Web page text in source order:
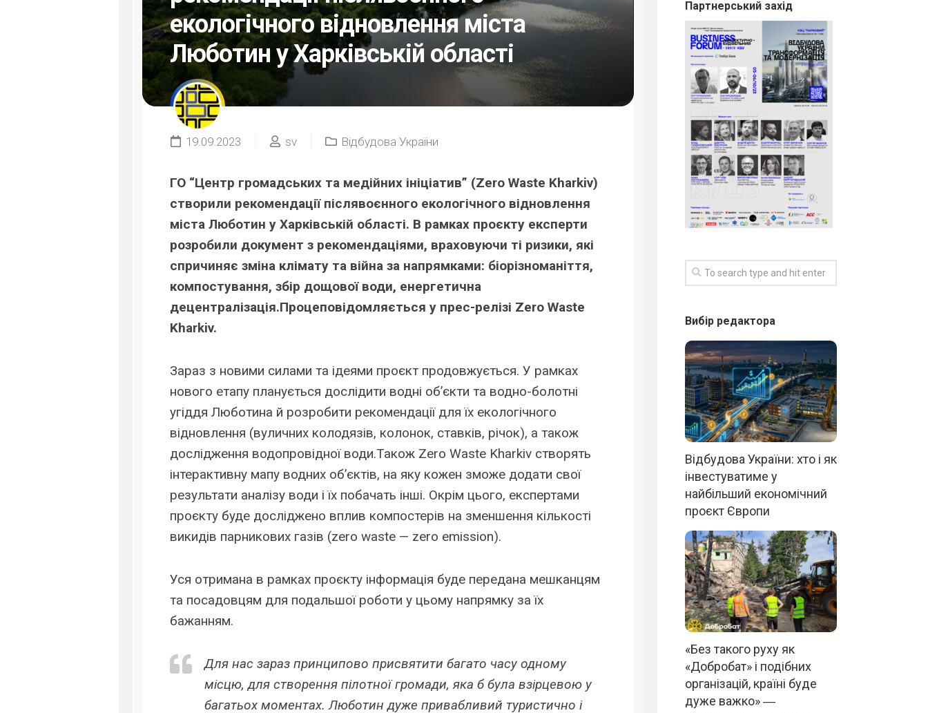
екологічного відновлення міста
Люботин у Харківській області
19.09.2023 sv Відбудова України
ГО “Центр громадських та медійних ініціатив” (Zero Waste Kharkiv)
створили рекомендації післявоєнного екологічного відновлення
міста Люботин у Харківській області. В рамках проєкту експерти
розробили документ з рекомендаціями, враховуючи ті ризики, які
спричиняє зміна клімату та війна за напрямками: біорізноманіття,
компостування, збір дощової води, енергетична
децентралізація.Процеповідомляється у прес-релізі Zero Waste
Kharkiv.
Зараз з новими силами та ідеями проєкт продовжується. У рамках
нового етапу планується дослідити водні об’єкти та водно-болотні
угіддя Люботина й розробити рекомендації для їх екологічного
відновлення (вуличних колодязів, колонок, ставків, річок), а також
дослідження водопровідної води.Також Zero Waste Kharkiv створять
інтерактивну мапу водних об’єктів, на яку кожен зможе додати свої
результати аналізу води і їх побачать інші. Окрім цього, експертами
проєкту буде досліджено вплив компостерів на зменшення кількості
викидів парникових газів (zero waste — zero emission).
Уся отримана в рамках проєкту інформація буде передана мешканцям
та посадовцям для подальшої роботи у цьому напрямку за їх
бажанням.
Для нас зараз принципово присвятити багато часу одному
місцю, для створення пілотної громади, яка б була взірцевою у
багатьох моментах. Люботин дуже привабливий туристично і
Партнерський захід
Вибір редактора
Відбудова України: хто і як
інвестуватиме у
найбільший економічний
проєкт Європи
«Без такого руху як
«Добробат» і подібних
організацій, країні буде
дуже важко» ―